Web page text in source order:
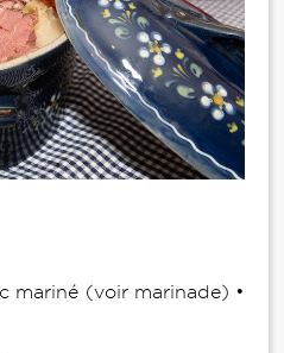
mariné (voir marinade) •